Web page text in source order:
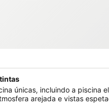
únicas, incluindo a piscina
arejada e vistas